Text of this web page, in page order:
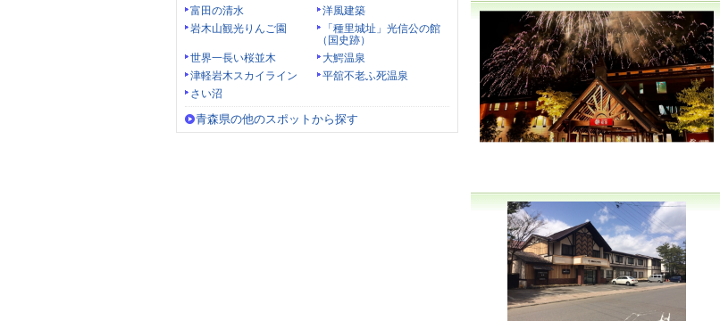
富田の清水
洋風建築
岩木山観光りんご園
「種里城址」光信公の館
（国史跡）
世界一長い桜並木
大鰐温泉
津軽岩木スカイライン
平舘不老ふ死温泉
さい沼
青森県の他のスポットから探す